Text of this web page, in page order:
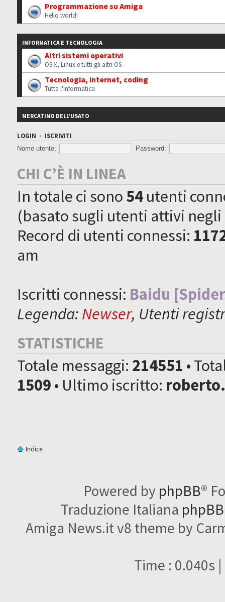
Programmazione su Amiga
Hello world!
INFORMATICA E TECNOLOGIA
Altri sistemi operativi
OS X, Linux e tutti gli altri OS
Tecnologia, internet, coding
Tutta l'informatica
MERCATINO DELL'USATO
LOGIN • ISCRIVITI
Nome utente:
Password:
CHI C’È IN LINEA
In totale ci sono54utenti
(basato sugli utenti attivi
Record di utenti connessi:
am
Iscritti connessi: Baidu
Legenda:Newser, Utenti
STATISTICHE
Totale messaggi: 214551 •
1509• Ultimo iscritto:
Indice
Powered by phpBB®
Traduzione Italiana
Amiga News.it v8 theme by
Time : 0.040s